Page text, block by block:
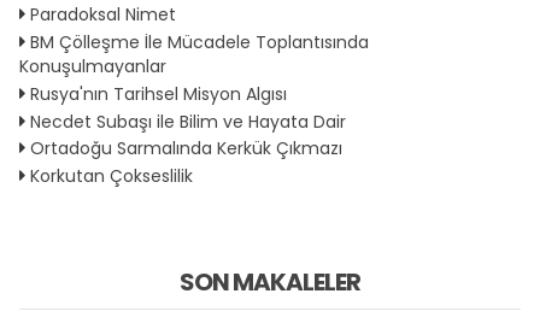
Paradoksal Nimet
BM Çölleşme İle Mücadele Toplantısında
Konuşulmayanlar
Rusya'nın Tarihsel Misyon Algısı
Necdet Subaşı ile Bilim ve Hayata Dair
Ortadoğu Sarmalında Kerkük Çıkmazı
Korkutan Çokseslilik
SON MAKALELER